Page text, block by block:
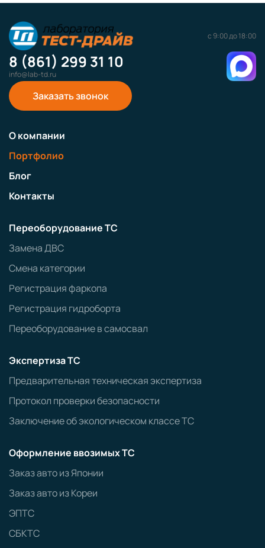
с 9:00 до 18:00
8 (861) 299 31 10
info@lab-td.ru
Заказать звонок
О компании
Портфолио
Блог
Контакты
Переоборудование ТС
Замена ДВС
Смена категории
Регистрация фаркопа
Регистрация гидроборта
Переоборудование в самосвал
Экспертиза ТС
Предварительная техническая экспертиза
Протокол проверки безопасности
Заключение об экологическом классе ТС
Оформление ввозимых ТС
Заказ авто из Японии
Заказ авто из Кореи
ЭПТС
СБКТС